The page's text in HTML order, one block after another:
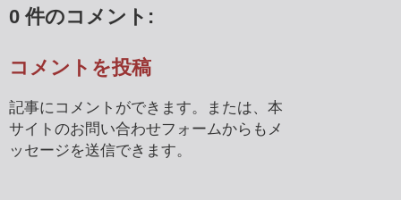
0 件のコメント:
コメントを投稿
記事にコメントができます。または、本
サイトのお問い合わせフォームからもメ
ッセージを送信できます。